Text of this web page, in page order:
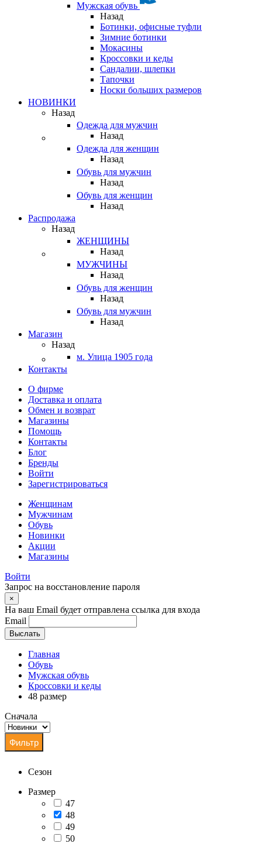
Мужская обувь
Назад
Ботинки, офисные туфли
Зимние ботинки
Мокасины
Кроссовки и кеды
Сандалии, шлепки
Тапочки
Носки больших размеров
НОВИНКИ
Назад
Одежда для мужчин
Назад
Одежда для женщин
Назад
Обувь для мужчин
Назад
Обувь для женщин
Назад
Распродажа
Назад
ЖЕНЩИНЫ
Назад
МУЖЧИНЫ
Назад
Обувь для женщин
Назад
Обувь для мужчин
Назад
Магазин
Назад
м. Улица 1905 года
Контакты
О фирме
Доставка и оплата
Обмен и возврат
Магазины
Помощь
Контакты
Блог
Бренды
Войти
Зарегистрироваться
Женщинам
Мужчинам
Обувь
Новинки
Акции
Магазины
Войти
Запрос на восстановление пароля
×
На ваш Email будет отправлена ссылка для входа
Email
Выслать
Главная
Обувь
Мужская обувь
Кроссовки и кеды
48 размер
Сначала
Сезон
Размер
47
48
49
50